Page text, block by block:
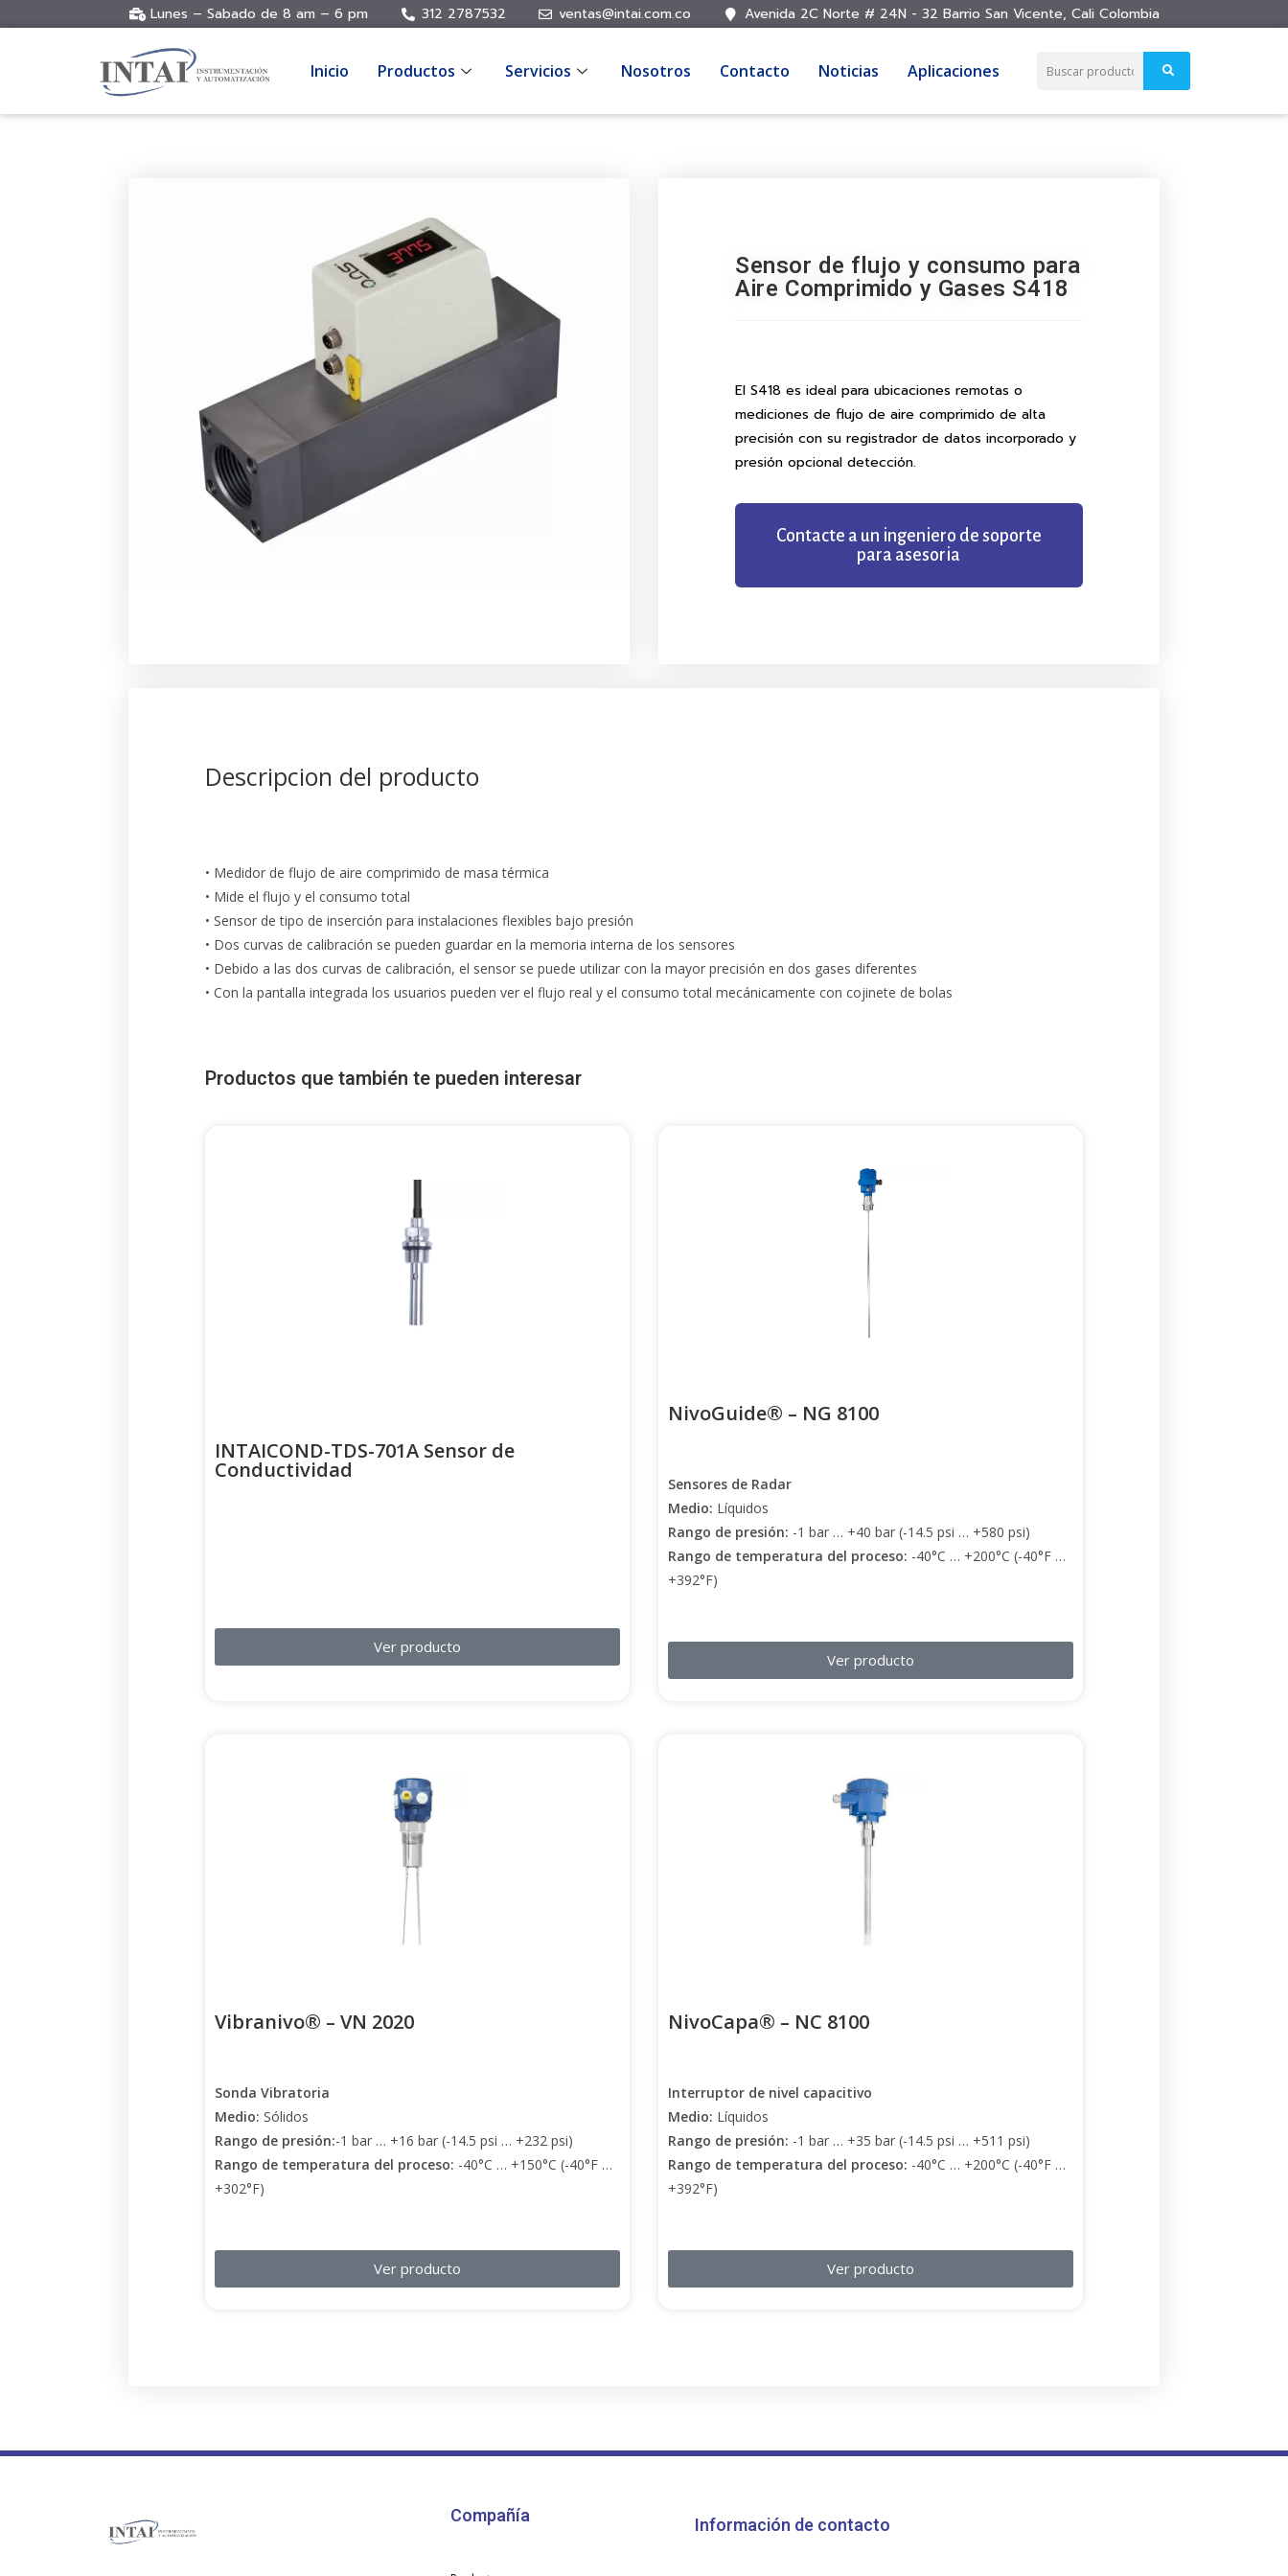
Lunes – Sabado de 8 am – 6 pm 312 2787532 ventas@intai.com.co Avenida 2C Norte # 24N - 32 Barrio San Vicente, Cali Colombia
Inicio Productos Servicios Nosotros Contacto Noticias Aplicaciones
Sensor de flujo y consumo para
Aire Comprimido y Gases S418
El S418 es ideal para ubicaciones remotas o
mediciones de flujo de aire comprimido de alta
precisión con su registrador de datos incorporado y
presión opcional detección.
Contacte a un ingeniero de soporte
para asesoria
Descripcion del producto
• Medidor de flujo de aire comprimido de masa térmica
• Mide el flujo y el consumo total
• Sensor de tipo de inserción para instalaciones flexibles bajo presión
• Dos curvas de calibración se pueden guardar en la memoria interna de los sensores
• Debido a las dos curvas de calibración, el sensor se puede utilizar con la mayor precisión en dos gases diferentes
• Con la pantalla integrada los usuarios pueden ver el flujo real y el consumo total mecánicamente con cojinete de bolas
Productos que también te pueden interesar
INTAICOND-TDS-701A Sensor de
Conductividad
Ver producto
NivoGuide® – NG 8100
Sensores de Radar
Medio: Líquidos
Rango de presión: -1 bar … +40 bar (-14.5 psi … +580 psi)
Rango de temperatura del proceso: -40°C … +200°C (-40°F …
+392°F)
Ver producto
Vibranivo® – VN 2020
Sonda Vibratoria
Medio: Sólidos
Rango de presión:-1 bar … +16 bar (-14.5 psi … +232 psi)
Rango de temperatura del proceso: -40°C … +150°C (-40°F …
+302°F)
Ver producto
NivoCapa® – NC 8100
Interruptor de nivel capacitivo
Medio: Líquidos
Rango de presión: -1 bar … +35 bar (-14.5 psi … +511 psi)
Rango de temperatura del proceso: -40°C … +200°C (-40°F …
+392°F)
Ver producto
Compañía Información de contacto